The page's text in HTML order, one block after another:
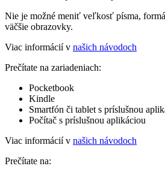
Nie je možné meniť veľkosť písma,
väčšie obrazovky.
Viac informácií v našich návodoch
Prečítate na zariadeniach:
Pocketbook
Kindle
Smartfón či tablet s príslušnou
Počítač s príslušnou aplikáciou
Viac informácií v našich návodoch
Prečítate na: